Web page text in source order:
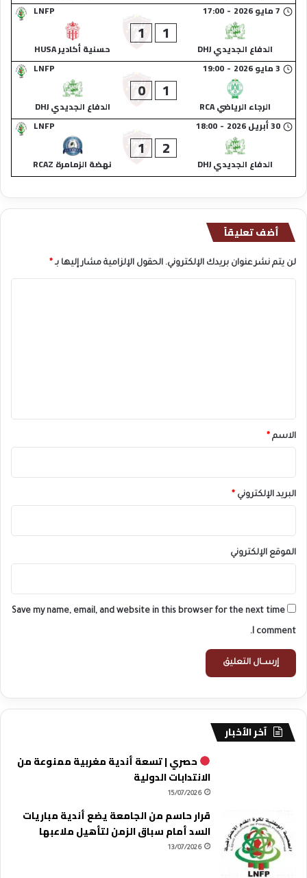
LNFP
7 مايو 2026 -
17:00
الدفاع الجديدي DHJ
1
1
حسنية أكادير HUSA
LNFP
3 مايو 2026 -
19:00
الرجاء الرياضي RCA
1
0
الدفاع الجديدي DHJ
LNFP
30 أبريل 2026 -
18:00
الدفاع الجديدي DHJ
2
1
نهضة الزمامرة RCAZ
أضف تعليقاً
لن يتم نشر عنوان بريدك الإلكتروني. الحقول الإلزامية مشار إليها بـ *
*
الاسم *
البريد الإلكتروني *
الموقع الإلكتروني
Save my name, email, and website in this browser for the next time
I comment.
آخر الأخبار
حصري | تسعة أندية مغربية ممنوعة من
الانتدابات الدولية
15/07/2026
قرار حاسم من الجامعة يضع أندية مباريات
السد أمام سباق الزمن لتأهيل ملاعبها
13/07/2026